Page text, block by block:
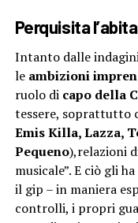
Perquisita
Intanto dalle
le ambizioni
ruolo di capo della
tessere, soprattutto
Emis Killa, Lazza,
Pequeno),relazioni
musicale”. E ciò gli
il gip – in maniera
controlli, i propri